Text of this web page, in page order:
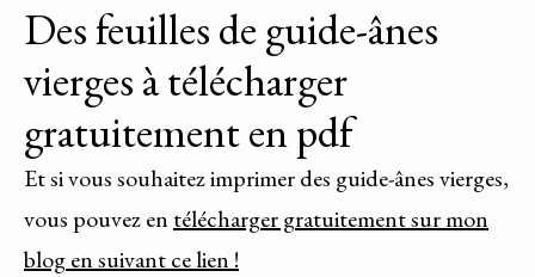
Des feuilles de guide-ânes
vierges à télécharger
gratuitement en pdf
Et si vous souhaitez imprimer des guide-ânes vierges,
vous pouvez en télécharger gratuitement sur mon
blog en suivant ce lien !